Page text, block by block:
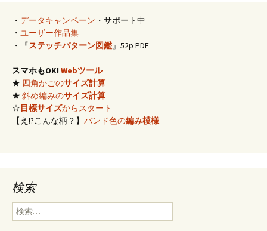
ゲ
ー
シ
ョ
・ データキャンペーン ・サポート中
・ ユーザー作品集
・『ステッチパターン図鑑』52p PDF
スマホもOK! Webツール
★ 四角かごのサイズ計算
★ 斜め編みのサイズ計算
☆目標サイズからスタート
【え!?こんな柄？】 バンド色の編み模様
検索
検
索: